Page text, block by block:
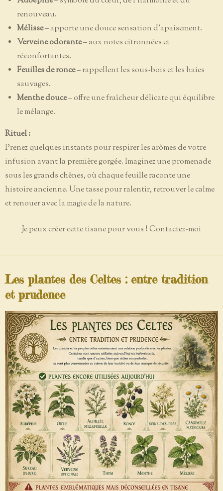
renouveau.
Mélisse– apporte une douce sensation d'apaisement.
Verveine odorante– aux notes citronnées et
réconfortantes.
Feuilles de ronce– rappellent les sous-bois et les haies
sauvages.
Menthe douce– offre une fraîcheur délicate qui équilibre
le mélange.
Rituel :
Prenez quelques instants pour respirer les arômes de votre
infusion avant la première gorgée. Imaginez une promenade
sous les grands chênes, où chaque feuille raconte une
histoire ancienne. Une tasse pour ralentir, retrouver le calme
et renouer avec la magie de la nature.
Je peux créer cette tisane pour vous ! Contactez-moi
Les plantes des Celtes : entre tradition
et prudence